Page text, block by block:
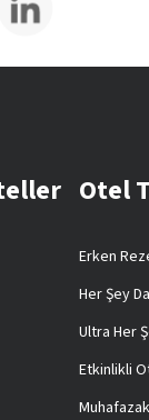
Otel
Erken
Her Şey
Ultra Her
Etkinlikli